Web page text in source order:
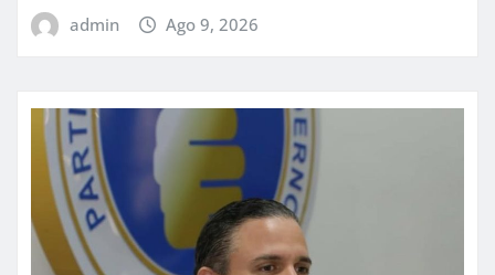
admin Ago 9, 2026